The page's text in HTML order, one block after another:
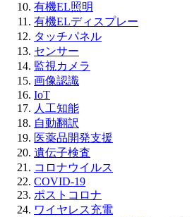
有機EL照明
有機ELディスプレー
タッチパネル
センサー
監視カメラ
画像認識
IoT
人工知能
自動翻訳
医薬品開発支援
遺伝子検査
コロナウイルス
COVID-19
ポストコロナ
ワイヤレス充電